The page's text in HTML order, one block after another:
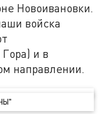
Новоивановки.
войска
и в
направлении.